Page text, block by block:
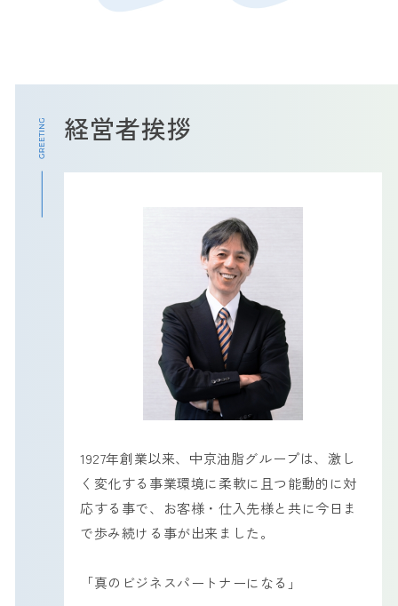
経営者挨拶
1927年創業以来、中京油脂グループは、激し
く変化する事業環境に柔軟に且つ能動的に対
応する事で、お客様・仕入先様と共に今日ま
で歩み続ける事が出来ました。
「真のビジネスパートナーになる」